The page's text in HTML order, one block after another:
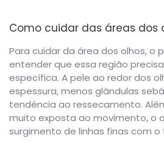
Como cuidar das áreas dos
Para cuidar da área dos olhos, o
entender que essa região
específica. A pele ao redor dos
espessura, menos glândulas
tendência ao ressecamento.
muito exposta ao movimento, o
surgimento de linhas finas com o